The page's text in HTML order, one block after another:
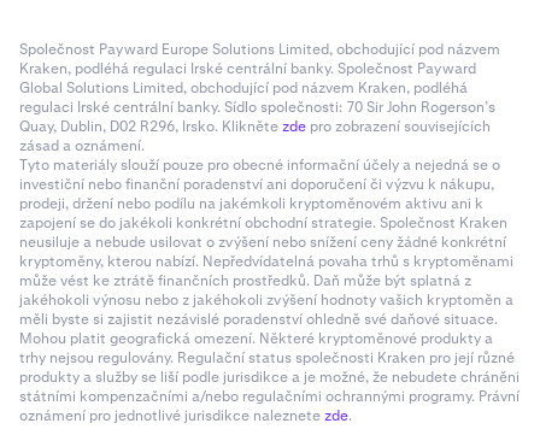
Společnost Payward Europe Solutions Limited, obchodující pod názvem
Kraken, podléhá regulaci Irské centrální banky. Společnost Payward
Global Solutions Limited, obchodující pod názvem Kraken, podléhá
regulaci Irské centrální banky. Sídlo společnosti: 70 Sir John Rogerson’s
Quay, Dublin, D02 R296, Irsko. Kliknětezde pro zobrazení souvisejících
zásad a oznámení.
Tyto materiály slouží pouze pro obecné informační účely a nejedná se o
investiční nebo finanční poradenství ani doporučení či výzvu k nákupu,
prodeji, držení nebo podílu na jakémkoli kryptoměnovém aktivu ani k
zapojení se do jakékoli konkrétní obchodní strategie. Společnost Kraken
neusiluje a nebude usilovat o zvýšení nebo snížení ceny žádné konkrétní
kryptoměny, kterou nabízí. Nepředvídatelná povaha trhů s kryptoměnami
může vést ke ztrátě finančních prostředků. Daň může být splatná z
jakéhokoli výnosu nebo z jakéhokoli zvýšení hodnoty vašich kryptoměn a
měli byste si zajistit nezávislé poradenství ohledně své daňové situace.
Mohou platit geografická omezení. Některé kryptoměnové produkty a
trhy nejsou regulovány. Regulační status společnosti Kraken pro její různé
produkty a služby se liší podle jurisdikce a je možné, že nebudete chráněni
státními kompenzačními a/nebo regulačními ochrannými programy. Právní
oznámení pro jednotlivé jurisdikce naleznetezde.